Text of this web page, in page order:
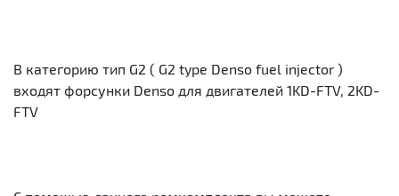
В категорию тип G2 ( G2 type Denso fuel injector )
входят форсунки Denso для двигателей 1KD-FTV, 2KD-
FTV